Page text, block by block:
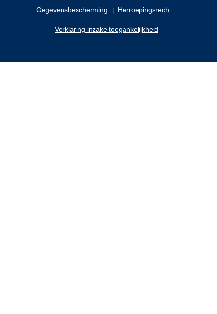
Gegevensbescherming Herroepingsrecht
Verklaring inzake toegankelijkheid